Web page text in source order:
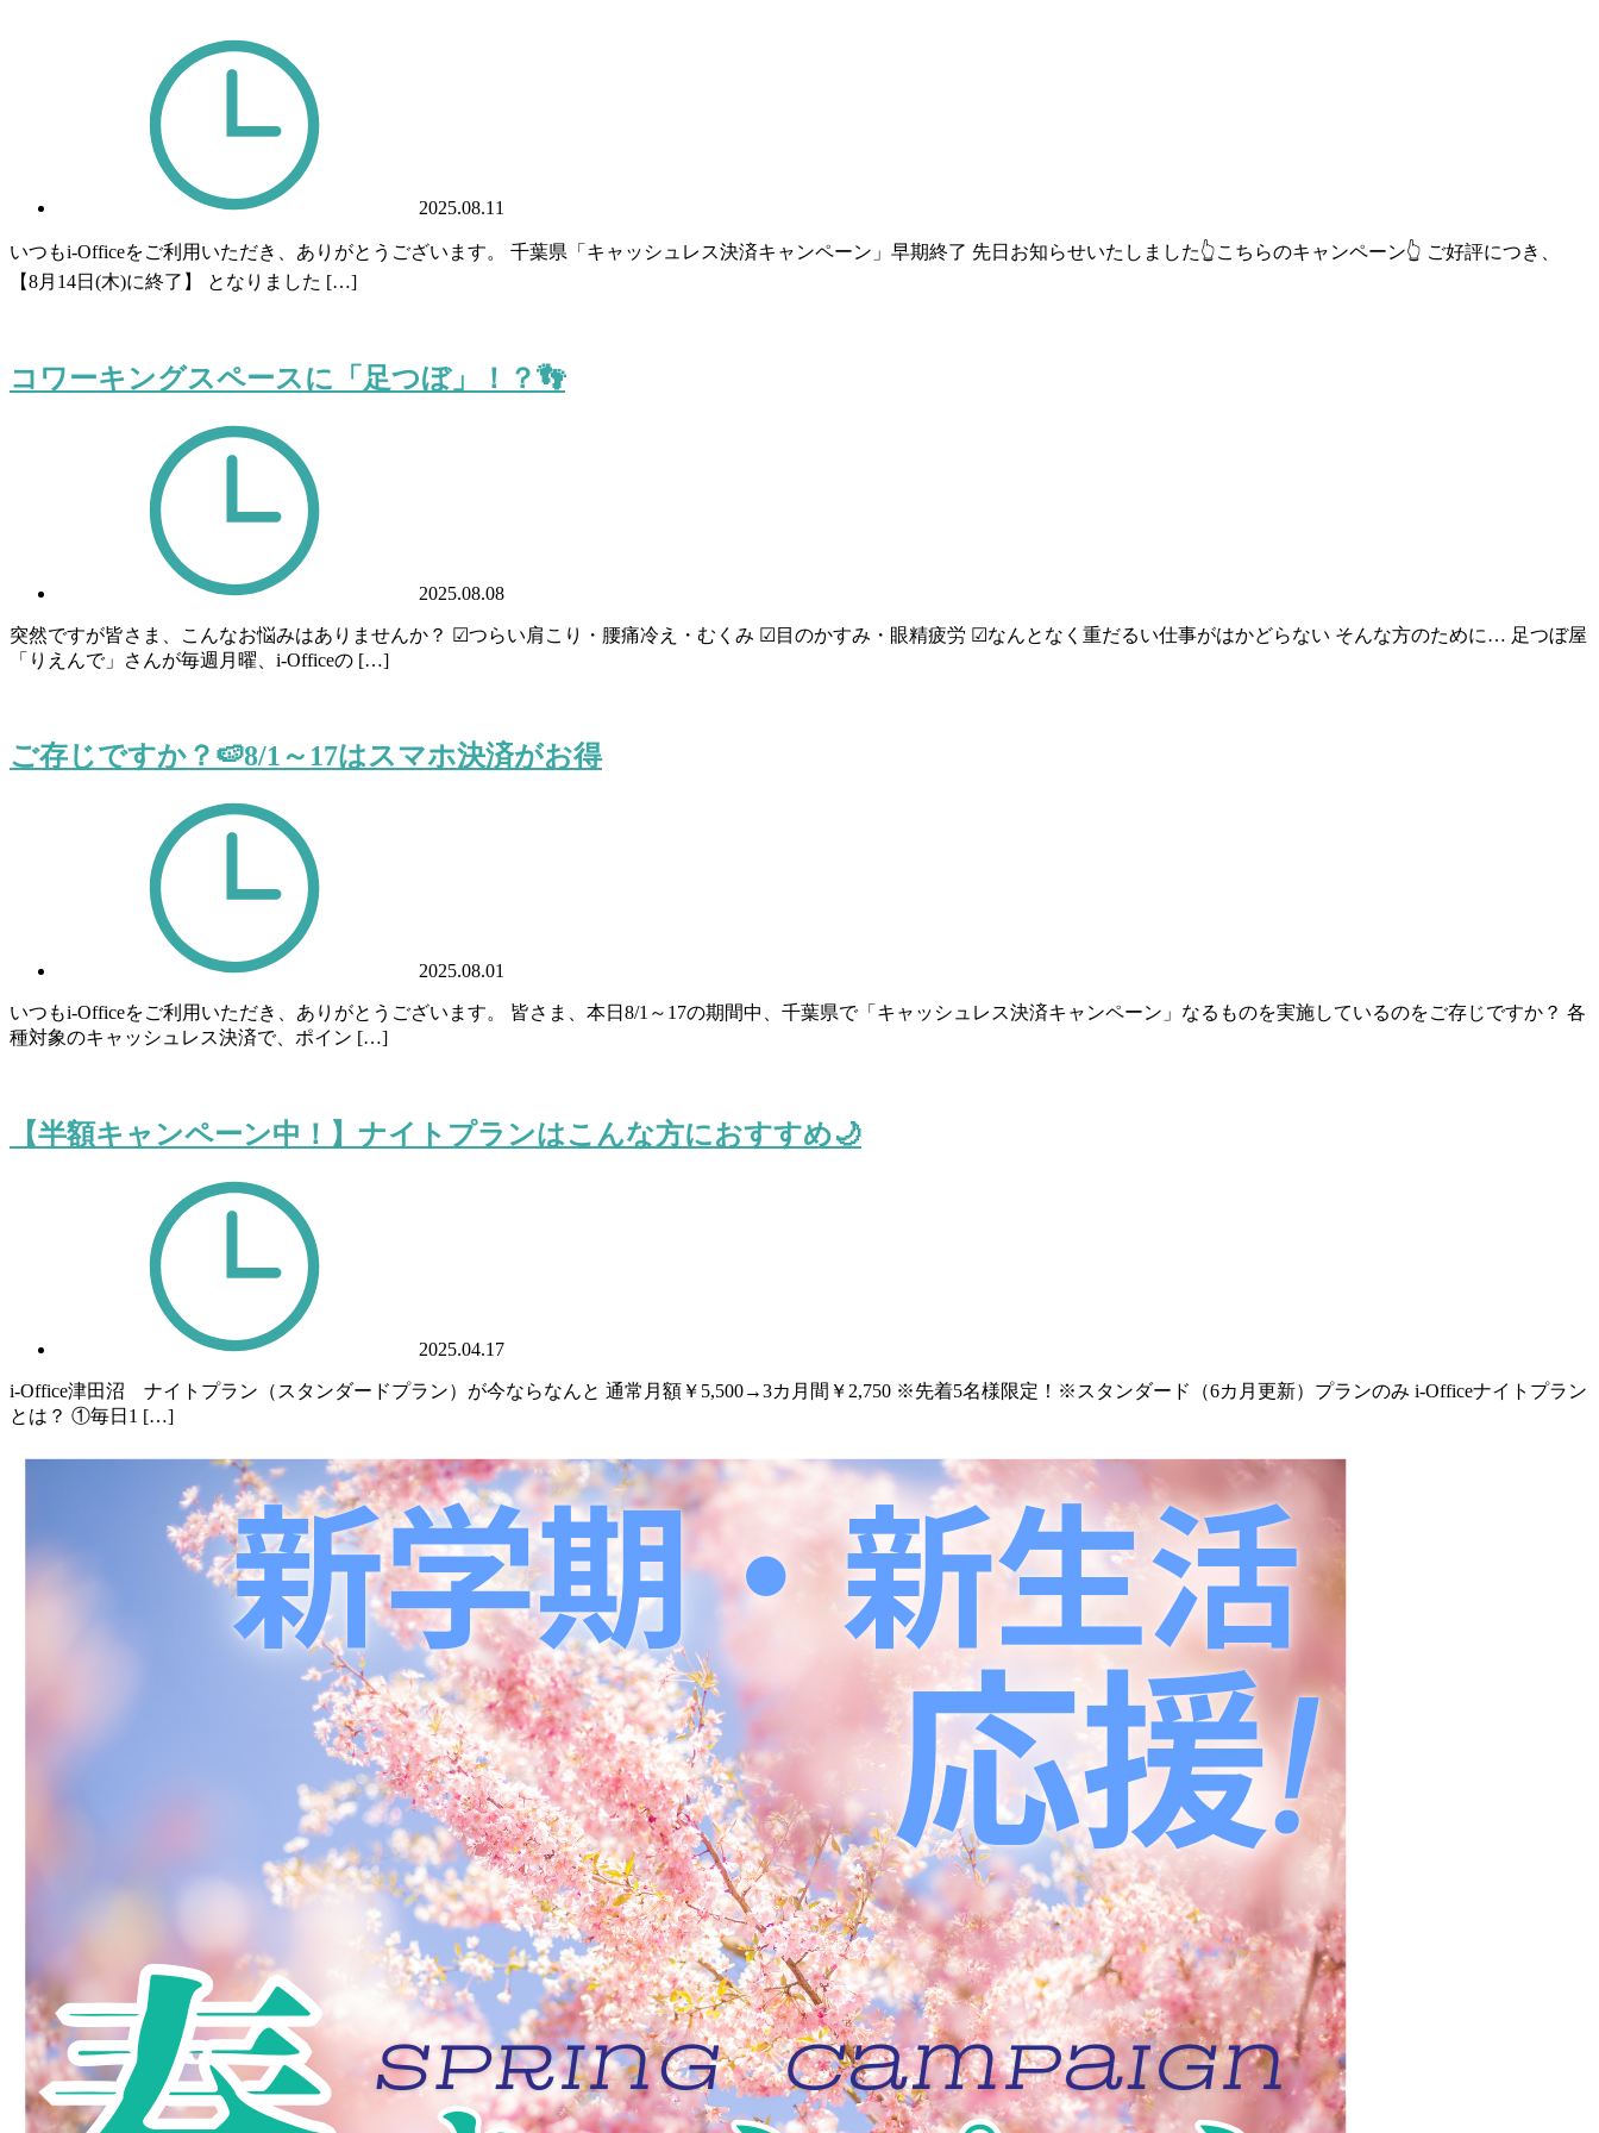
2025.08.11
いつもi-Officeをご利用いただき、ありがとうございます。 千葉県「キャッシュレス決済キャンペーン」早期終了 先日お知らせいたしました👆こちらのキャンペーン👆 ご好評につき、
【8月14日(木)に終了】 となりました […]
コワーキングスペースに「足つぼ」！？👣
2025.08.08
突然ですが皆さま、こんなお悩みはありませんか？ ☑つらい肩こり・腰痛冷え・むくみ ☑目のかすみ・眼精疲労 ☑なんとなく重だるい仕事がはかどらない そんな方のために… 足つぼ屋
「りえんで」さんが毎週月曜、i-Officeの […]
ご存じですか？🍉8/1～17はスマホ決済がお得
2025.08.01
いつもi-Officeをご利用いただき、ありがとうございます。 皆さま、本日8/1～17の期間中、千葉県で「キャッシュレス決済キャンペーン」なるものを実施しているのをご存じですか？ 各
種対象のキャッシュレス決済で、ポイン […]
【半額キャンペーン中！】ナイトプランはこんな方におすすめ🌙
2025.04.17
i-Office津田沼 ナイトプラン（スタンダードプラン）が今ならなんと 通常月額￥5,500→3カ月間￥2,750 ※先着5名様限定！※スタンダード（6カ月更新）プランのみ i-Officeナイトプラン
とは？ ①毎日1 […]